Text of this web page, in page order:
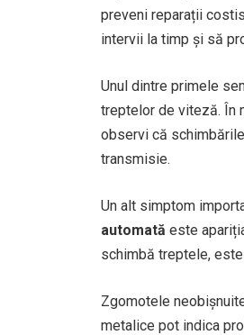
preveni reparații
intervii la timp și să
Unul dintre primele
treptelor de viteză. În
observi că
transmisie.
Un alt simptom
automată este
schimbă treptele,
Zgomotele
metalice pot indica